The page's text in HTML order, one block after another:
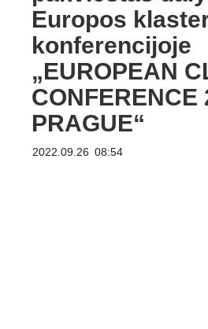
Europos
konferencijoje
„EUROPEAN
CONFERENCE
PRAGUE“
2022.09.26 08:54